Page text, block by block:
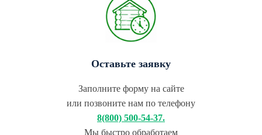
Оставьте заявку
Заполните форму на сайте
или позвоните нам по телефону
8(800) 500-54-37.
Мы быстро обработаем